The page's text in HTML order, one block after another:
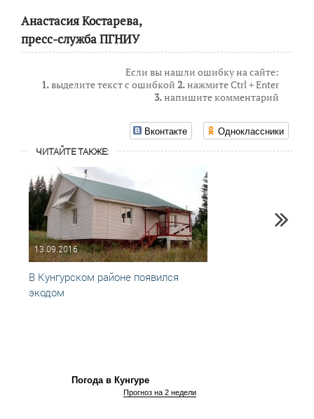
Анастасия Костарева,
пресс-служба ПГНИУ
Если вы нашли ошибку на сайте:
1.выделите текст с ошибкой 2.нажмите Ctrl + Enter
3.напишите комментарий
Вконтакте Одноклассники
ЧИТАЙТЕ ТАКЖЕ:
13.09.2016
В Кунгурском районе появился
экодом
Погода в Кунгуре
Прогноз на 2 недели